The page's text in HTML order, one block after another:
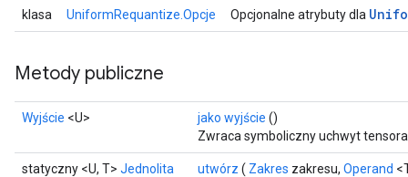
klasa UniformRequantize.Opcje Opcjonalne atrybuty dla
Metody publiczne
Wyjście <U> jako wyjście ()
Zwraca symboliczny uchwyt
statyczny <U, T> Jednolita
utwórz ( Zakres zakresu, Operand